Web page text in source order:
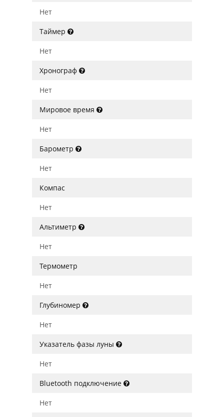
Нет
Таймер
Нет
Хронограф
Нет
Мировое время
Нет
Барометр
Нет
Компас
Нет
Альтиметр
Нет
Термометр
Нет
Глубиномер
Нет
Указатель фазы луны
Нет
Bluetooth подключение
Нет